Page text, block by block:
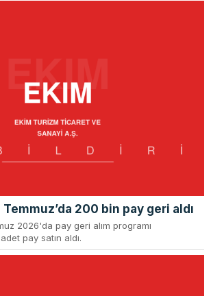
200 bin pay geri aldı
2026'da pay geri alım programı
pay satın aldı.